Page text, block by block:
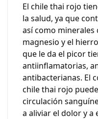
El chile thai rojo
la salud, ya que
así como minerales
magnesio y el
que le da el picor
antiinflamatorias,
antibacterianas. El
chile thai rojo
circulación
a aliviar el dolor y a